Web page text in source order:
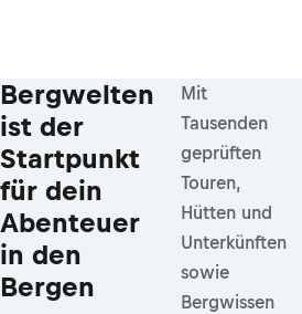
Bergwelten
ist der
Startpunkt
für dein
Abenteuer
in den
Bergen
Mit
Tausenden
geprüften
Touren,
Hütten und
Unterkünften
sowie
Bergwissen